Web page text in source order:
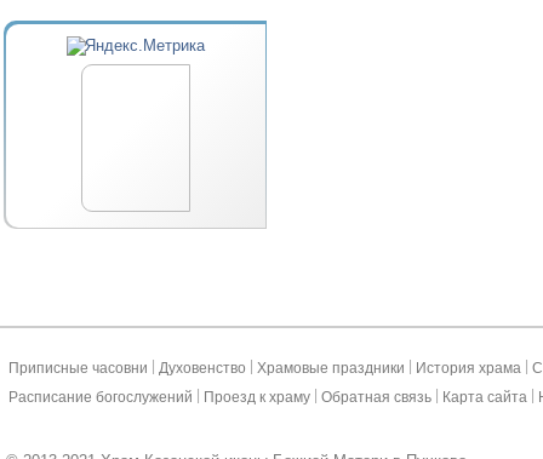
Приписные часовни Духовенство Храмовые праздники История храма
Расписание богослужений
Проезд к храму Обратная связь Карта сайта